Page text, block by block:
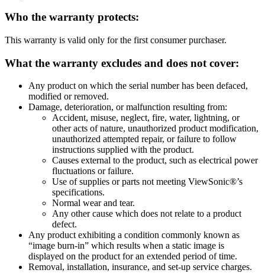
Who the warranty protects:
This warranty is valid only for the first consumer purchaser.
What the warranty excludes and does not cover:
Any product on which the serial number has been defaced,
modified or removed.
Damage, deterioration, or malfunction resulting from:
Accident, misuse, neglect, fire, water, lightning, or
other acts of nature, unauthorized product modification,
unauthorized attempted repair, or failure to follow
instructions supplied with the product.
Causes external to the product, such as electrical power
fluctuations or failure.
Use of supplies or parts not meeting ViewSonic®’s
specifications.
Normal wear and tear.
Any other cause which does not relate to a product
defect.
Any product exhibiting a condition commonly known as
“image burn-in” which results when a static image is
displayed on the product for an extended period of time.
Removal, installation, insurance, and set-up service charges.